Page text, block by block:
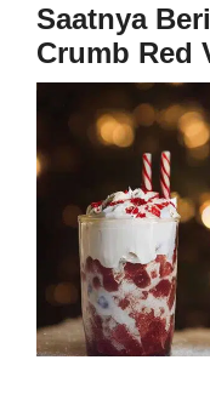
Saatnya
Crumb Red